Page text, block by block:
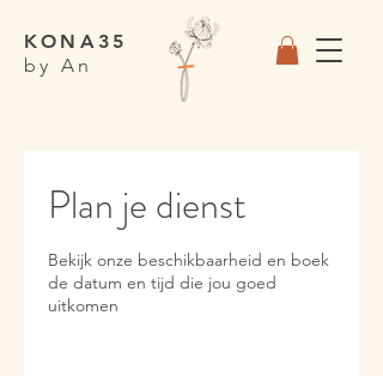
KONA35
by An
Plan je dienst
Bekijk onze beschikbaarheid en boek
de datum en tijd die jou goed
uitkomen